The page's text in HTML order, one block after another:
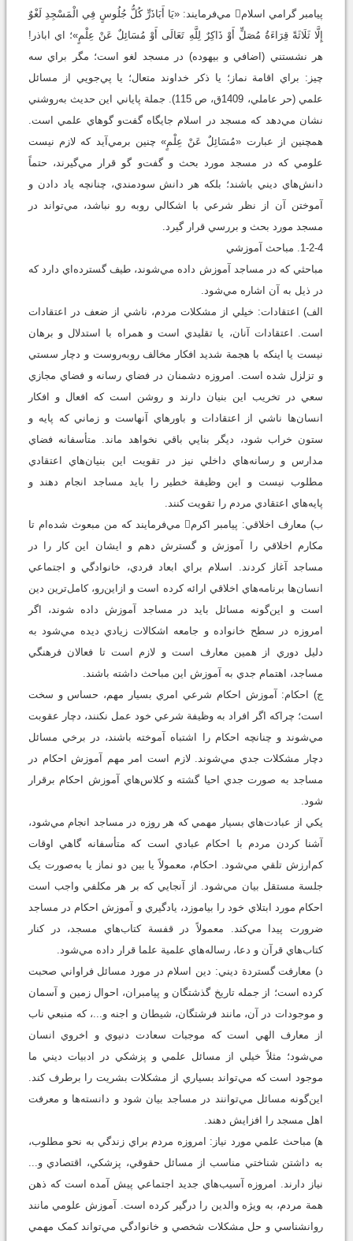
پيامبر گرامي اسلام مي‌فرمايند: «يَا أَبَا‌ذَرٍّ كُلُّ جُلُوسٍ فِي الْمَسْجِدِ لَغْوٌ
إِلَّا ثَلَاثَةً قِرَاءَةُ مُصَلٍّ أَوْ ذَاكِرٌ لِلَّهِ تَعَالَى أَوْ مُسَائِلٌ عَنْ عِلْمٍ»؛ اي اباذر!
هر نشستني (اضافي و بيهوده) در مسجد لغو است؛ مگر براي سه
چيز: براي اقامة نماز؛ يا ذکر خداوند متعال؛ يا پي‌جويي از مسائل
علمي (حر عاملي، 1409ق، ص 115). جملة پاياني اين حديث به‌روشني
نشان مي‌دهد که مسجد در اسلام جايگاه گفت‌و‌ گوهاي علمي است.
همچنين از عبارت «مُسَائِلٌ عَنْ عِلْمٍ» چنين برمي‌آيد که لازم نيست
علومي که در مسجد مورد بحث و گفت‌و گو قرار مي‌گيرند، حتماً
دانش‌هاي ديني باشند؛ بلکه هر دانش سودمندي، چنانچه ياد دادن و
آموختن آن از نظر شرعي با اشکالي روبه رو نباشد، مي‌تواند در
مسجد مورد بحث و بررسي قرار گيرد.
1-2-4.‌ مباحث آموزشي
مباحثي که در مساجد آموزش داده مي‌شوند، طيف گسترده‌اي دارد که
در ذيل به آن اشاره مي‌شود.
الف) اعتقادات: خيلي از مشکلات مردم، ناشي از ضعف در اعتقادات
است. اعتقادات آنان، يا تقليدي است و همراه با استدلال و برهان
نيست يا اينکه با هجمة شديد افکار مخالف روبه‌روست و دچار سستي
و تزلزل شده است. امروزه دشمنان در فضاي رسانه و فضاي مجازي
سعي در تخريب اين بنيان دارند و روشن است که افعال و افکار
انسان‌ها ناشي از اعتقادات و باورهاي آنهاست و زماني که پايه و
ستون خراب شود، ديگر بنايي باقي نخواهد ماند. متأسفانه فضاي
مدارس و رسانه‌هاي داخلي نيز در تقويت اين بنيان‌هاي اعتقادي
مطلوب نيست و اين وظيفة خطير را بايد مساجد انجام دهند و
پايه‌هاي اعتقادي مردم را تقويت کنند.
ب) معارف اخلاقي: پيامبر اکرم مي‌فرمايند كه من مبعوث شده‌ام تا
مکارم اخلاقي را آموزش و گسترش دهم و ايشان اين کار را در
مساجد آغاز کردند. اسلام براي ابعاد فردي، خانوادگي و اجتماعي
انسان‌ها برنامه‌هاي اخلاقي ارائه کرده است و ازاين‌رو، کامل‌ترين دين
است و اين‌گونه مسائل بايد در مساجد آموزش داده شوند، اگر
امروزه در سطح خانواده و جامعه اشکالات زيادي ديده مي‌شود به
دليل دوري از همين معارف است و لازم است تا فعالان فرهنگي
مساجد، اهتمام جدي به آموزش اين مباحث داشته باشند.
ج) احكام: آموزش احکام شرعي امري بسيار مهم، حساس و سخت
است؛ چراکه اگر افراد به وظيفة شرعي خود عمل نکنند، دچار عقوبت
مي‌شوند و چنانچه احکام را اشتباه آموخته باشند، در برخي مسائل
دچار مشکلات جدي مي‌شوند. لازم است امر مهم آموزش احکام در
مساجد به‌ صورت جدي احيا گشته و کلاس‌هاي آموزش احکام برقرار
شود.
يکي از عبادت‌هاي بسيار مهمي که هر روزه در مساجد انجام مي‌شود،
آشنا کردن مردم با احکام عبادي است که متأسفانه گاهي اوقات
کم‌ارزش تلقي مي‌شود. احکام، معمولاً يا بين دو نماز يا به‌صورت يک
جلسة مستقل بيان مي‌شود. از آنجايي که بر هر مکلفي واجب است
احکام مورد ابتلاي خود را بياموزد، يادگيري و آموزش احکام در مساجد
ضرورت پيدا مي‌کند. معمولاً در قفسة کتاب‌هاي مسجد، در کنار
کتاب‌هاي قرآن و دعا، رساله‌هاي علمية علما قرار داده مي‌شود.
د) معارفت گستردة ديني: دين اسلام در مورد مسائل فراواني صحبت
کرده است؛ از جمله تاريخ گذشتگان و پيامبران، احوال زمين و آسمان
و موجودات در آن، مانند فرشتگان، شيطان و اجنه و...، که منبعي ناب
از معارف الهي است که موجبات سعادت دنيوي و اخروي انسان
مي‌شود؛ مثلاً خيلي از مسائل علمي و پزشکي در ادبيات ديني ما
موجود است که مي‌تواند بسياري از مشکلات بشريت را برطرف کند.
اين‌گونه مسائل مي‌توانند در مساجد بيان شود و دانسته‌ها و معرفت
اهل مسجد را افزايش دهند.
ه‍) مباحث علمي مورد نياز: امروزه مردم براي زندگي به نحو مطلوب،
به داشتن شناختي مناسب از مسائل حقوقي، پزشکي، اقتصادي و‌...
نياز دارند. امروزه آسيب‌هاي جديد اجتماعي پيش آمده است که ذهن
همة مردم، به ويژه والدين را درگير کرده است. آموزش علومي مانند
روانشناسي و حل مشکلات شخصي و خانوادگي مي‌تواند کمک مهمي